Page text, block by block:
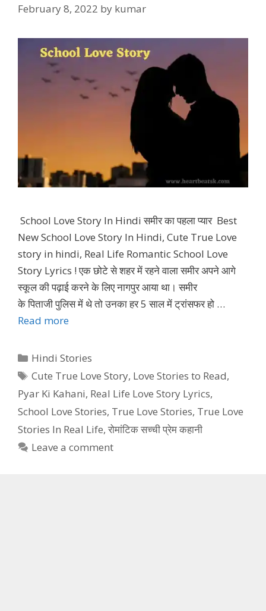
February 8, 2022 by kumar
School Love Story In Hindi समीर का पहला प्यार Best
New School Love Story In Hindi, Cute True Love
story in hindi, Real Life Romantic School Love
Story Lyrics ! एक छोटे से शहर में रहने वाला समीर अपने आगे
स्कूल की पढ़ाई करने के लिए नागपुर आया था। समीर
के पिताजी पुलिस में थे तो उनका हर 5 साल में ट्रांसफर हो …
Read more
Categories
Hindi Stories
Tags
Cute True Love Story, Love Stories to Read,
Pyar Ki Kahani, Real Life Love Story Lyrics,
School Love Stories, True Love Stories, True Love
Stories In Real Life, रोमांटिक सच्ची प्रेम कहानी
Leave a comment